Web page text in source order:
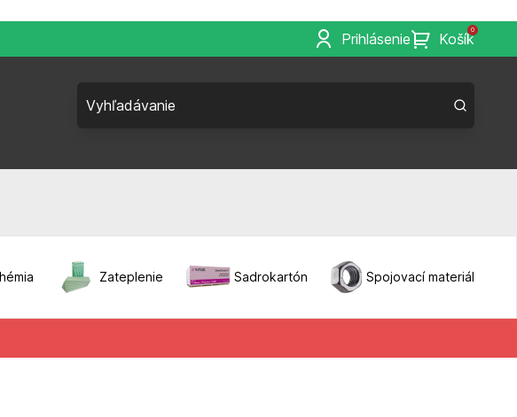
Prihlásenie
0
Košík
Zateplenie Sadrokartón Spojovací materiál